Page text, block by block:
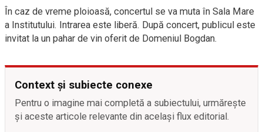
În caz de vreme ploioasă, concertul se va muta în Sala Mare
a Institutului. Intrarea este liberă. După concert, publicul este
invitat la un pahar de vin oferit de Domeniul Bogdan.
Context și subiecte conexe
Pentru o imagine mai completă a subiectului, urmărește
și aceste articole relevante din același flux editorial.